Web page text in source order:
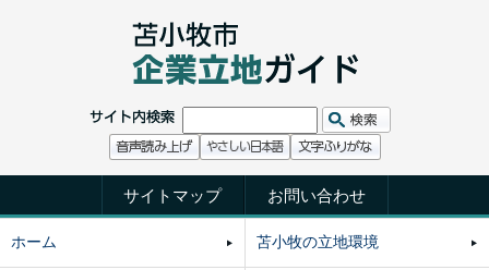
サイトマップ お問い合わせ
ホーム 苫小牧の立地環境